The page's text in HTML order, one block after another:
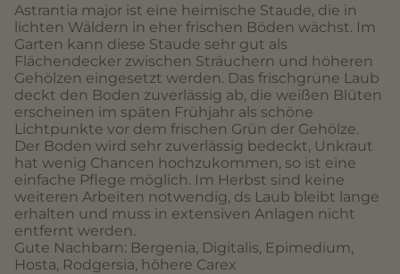
Astrantia major ist eine heimische Staude, die in
lichten Wäldern in eher frischen Böden wächst. Im
Garten kann diese Staude sehr gut als
Flächendecker zwischen Sträuchern und höheren
Gehölzen eingesetzt werden. Das frischgrüne Laub
deckt den Boden zuverlässig ab, die weißen Blüten
erscheinen im späten Frühjahr als schöne
Lichtpunkte vor dem frischen Grün der Gehölze.
Der Boden wird sehr zuverlässig bedeckt, Unkraut
hat wenig Chancen hochzukommen, so ist eine
einfache Pflege möglich. Im Herbst sind keine
weiteren Arbeiten notwendig, ds Laub bleibt lange
erhalten und muss in extensiven Anlagen nicht
entfernt werden.
Gute Nachbarn: Bergenia, Digitalis, Epimedium,
Hosta, Rodgersia, höhere Carex